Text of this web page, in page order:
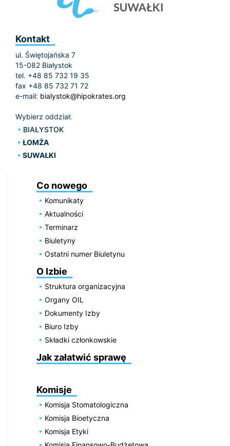
Kontakt
ul. Świętojańska 7
15-082 Białystok
tel. +48 85 732 19 35
fax +48 85 732 71 72
e-mail: bialystok@hipokrates.org
Wybierz oddział:
BIAŁYSTOK
ŁOMŻA
SUWAŁKI
Co nowego
Komunikaty
Aktualności
Terminarz
Biuletyny
Ostatni numer Biuletynu
O Izbie
Struktura organizacyjna
Organy OIL
Dokumenty Izby
Biuro Izby
Składki członkowskie
Jak załatwić sprawę
Komisje
Komisja Stomatologiczna
Komisja Bioetyczna
Komisja Etyki